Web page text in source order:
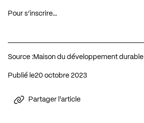
Pour s’inscrire…
Source :Maison du développement durable
Publié le 20 octobre 2023
Partager l'article